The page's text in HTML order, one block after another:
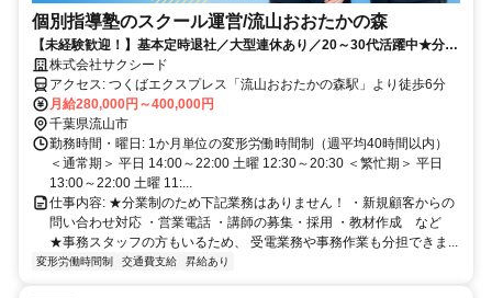
個別指導塾のスクール運営/流山おおたかの森
【未経験歓迎！】基本定時退社／大型連休あり／20～30代活躍中★分業
制＆事務スタッフのサポートで、子どもたち一人ひとりへの対応やスク
ール運営にしっかり集中できる！
株式会社サクシード
アクセス: つくばエクスプレス「流山おおたかの森駅」より徒歩6分 ㅤ
月給280,000円～400,000円
千葉県流山市
勤務時間・曜日: 1か月単位の変形労働時間制（週平均40時間以内） ㅤ
＜通常期＞ 平日 14:00～22:00 土曜 12:30～20:30 ＜繁忙期＞ 平日
13:00～22:00 土曜 11:...
仕事内容: ★分業制のため下記業務はありません！ ・新規顧客からの
問い合わせ対応 ・営業電話 ・講師の募集・採用 ・教材作成 など ㅤ
★事務スタッフの方もいるため、 受電業務や事務作業も分担できま...
変形労働時間制 交通費支給 昇給あり